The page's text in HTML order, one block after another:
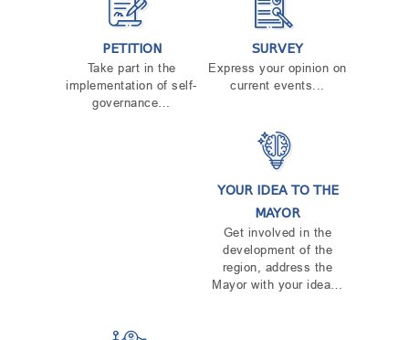
PETITION
Take part in the
implementation of self-
governance…
SURVEY
Express your opinion on
current events...
YOUR IDEA TO THE
MAYOR
Get involved in the
development of the
region, address the
Mayor with your idea…